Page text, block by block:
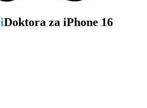
iDoktora za iPhone 16